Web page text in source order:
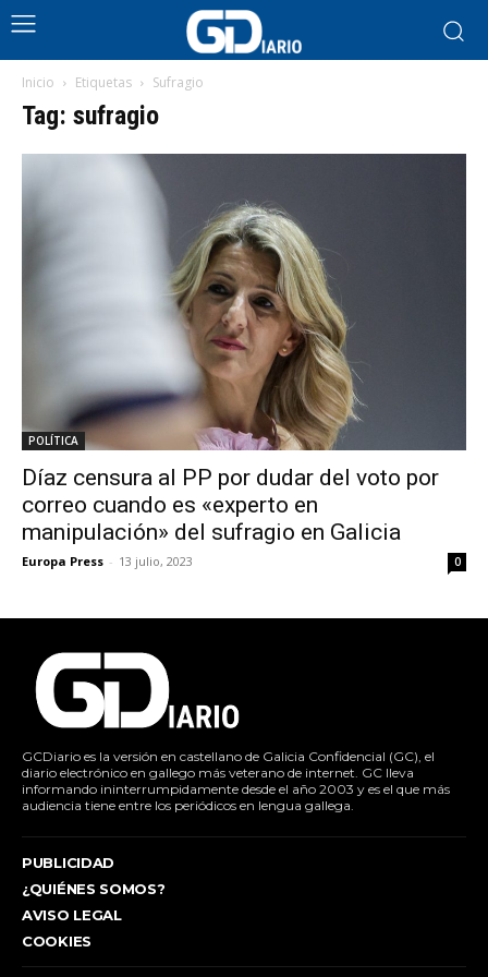
Inicio Etiquetas Sufragio
Tag: sufragio
POLÍTICA
Díaz censura al PP por dudar del voto por
correo cuando es «experto en
manipulación» del sufragio en Galicia
Europa Press - 13 julio, 2023 0
GCDiario es la versión en castellano de Galicia Confidencial (GC), el
diario electrónico en gallego más veterano de internet. GC lleva
informando ininterrumpidamente desde el año 2003 y es el que más
audiencia tiene entre los periódicos en lengua gallega.
PUBLICIDAD
¿QUIÉNES SOMOS?
AVISO LEGAL
COOKIES